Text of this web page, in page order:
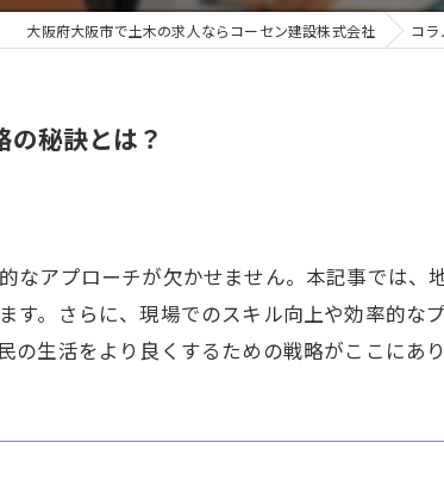
大阪府大阪市で土木の求人ならコーセン建設株式会社 コラ
秘訣とは？
なアプローチが欠かせません。本記事では
す。さらに、現場でのスキル向上や効率的な
の生活をより良くするための戦略がここにあ